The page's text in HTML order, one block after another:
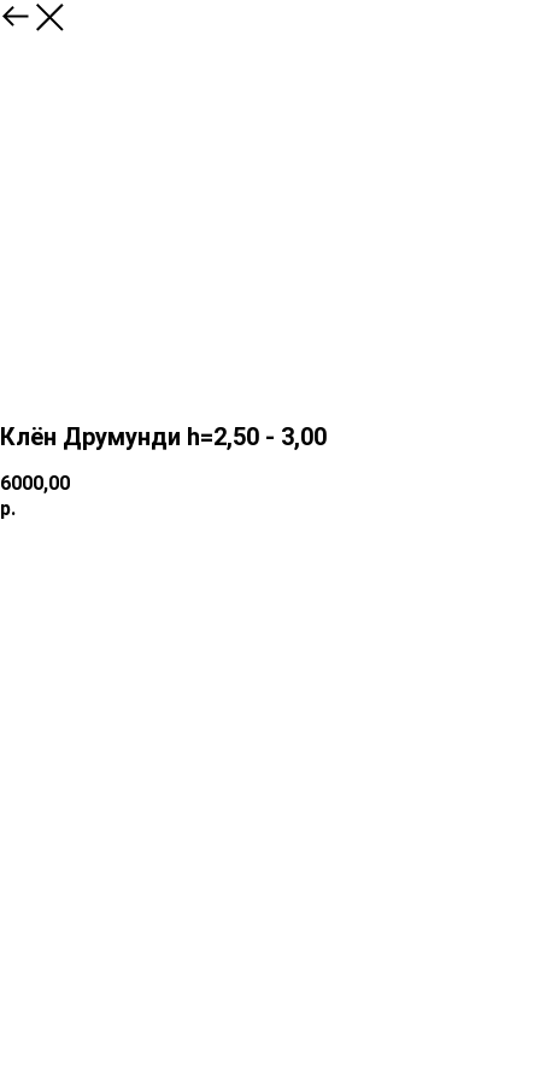
Клён Друмунди h=2,50 - 3,00
6000,00
р.